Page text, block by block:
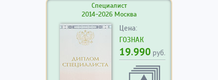
Специалист
2014-2026 Москва
Цена:
ГОЗНАК
19.990 руб.